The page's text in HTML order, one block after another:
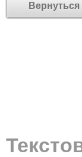
Вернуться